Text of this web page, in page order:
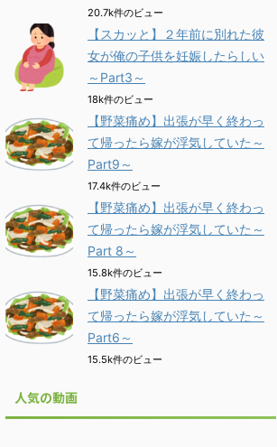
20.7k件のビュー
【スカッと】２年前に別れた彼
女が俺の子供を妊娠したらしい
～Part3～
18k件のビュー
【野菜痛め】出張が早く終わっ
て帰ったら嫁が浮気していた～
Part9～
17.4k件のビュー
【野菜痛め】出張が早く終わっ
て帰ったら嫁が浮気していた～
Part 8～
15.8k件のビュー
【野菜痛め】出張が早く終わっ
て帰ったら嫁が浮気していた～
Part6～
15.5k件のビュー
人気の動画